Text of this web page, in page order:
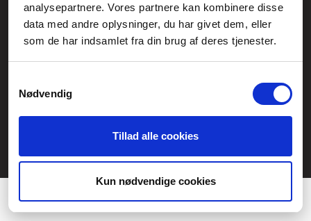
analysepartnere. Vores partnere kan kombinere disse
data med andre oplysninger, du har givet dem, eller
som de har indsamlet fra din brug af deres tjenester.
Nødvendig
Tillad alle cookies
Kun nødvendige cookies
kundservice@fcomputer.se
Service- och reklamationsavdelningen:
service@fcomputer.se
Ångra köp
Datasäkerhet/cookies